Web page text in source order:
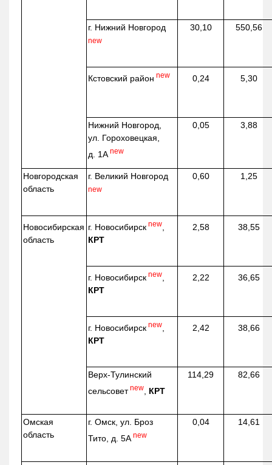
г. Нижний Новгород
new
30,10 550,56
Кстовский район new 0,24 5,30
Нижний Новгород,
ул. Гороховецкая,
д. 1А new
0,05 3,88
Новгородская
область
г. Великий Новгород
new
0,60 1,25
Новосибирская
область
г. Новосибирск new
КРТ
2,58 38,55
г. Новосибирск new
КРТ
2,22 36,65
г. Новосибирск new
КРТ
2,42 38,66
Верх-Тулинский
сельсовет new КРТ
114,29 82,66
Омская
область
г. Омск, ул. Броз
Тито, д. 5А new
0,04 14,61